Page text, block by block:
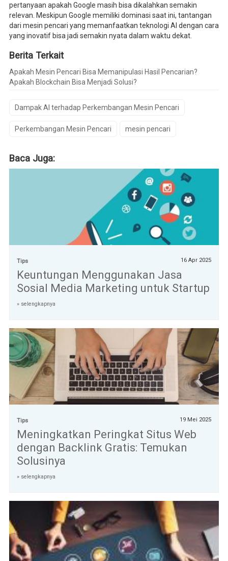
pertanyaan apakah Google masih bisa dikalahkan semakin
relevan. Meskipun Google memiliki dominasi saat ini, tantangan
dari mesin pencari yang memanfaatkan teknologi AI dengan cara
yang inovatif bisa jadi semakin nyata dalam waktu dekat.
Berita Terkait
Apakah Mesin Pencari Bisa Memanipulasi Hasil Pencarian?
Apakah Blockchain Bisa Menjadi Solusi?
Dampak AI terhadap Perkembangan Mesin Pencari
Perkembangan Mesin Pencari mesin pencari
Baca Juga:
Tips 16 Apr 2025
Keuntungan Menggunakan Jasa
Sosial Media Marketing untuk Startup
» selengkapnya
Tips 19 Mei 2025
Meningkatkan Peringkat Situs Web
dengan Backlink Gratis: Temukan
Solusinya
» selengkapnya